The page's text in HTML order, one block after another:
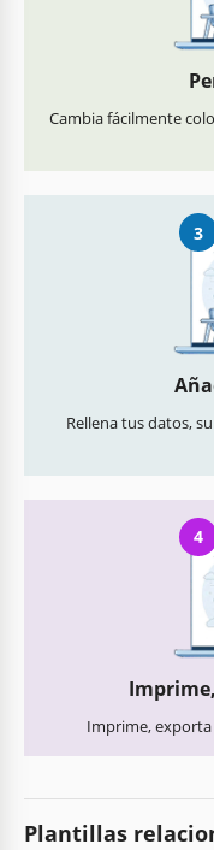
Cambia fácilmente
3
Rellena tus datos,
4
Imprime,
Plantillas